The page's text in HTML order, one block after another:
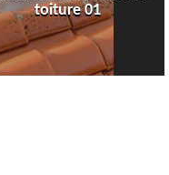
toiture 01